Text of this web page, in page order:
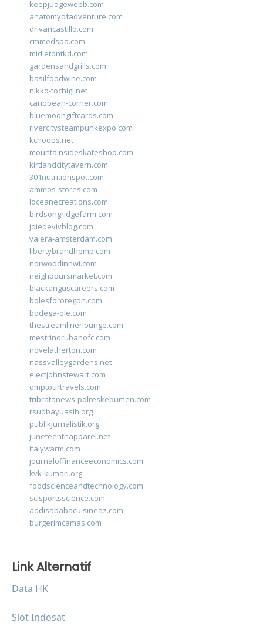
keepjudgewebb.com
anatomyofadventure.com
drivancastillo.com
cmmedspa.com
midletontkd.com
gardensandgrills.com
basilfoodwine.com
nikko-tochigi.net
caribbean-corner.com
bluemoongiftcards.com
rivercitysteampunkexpo.com
kchoops.net
mountainsideskateshop.com
kirtlandcitytavern.com
301nutritionspot.com
ammos-stores.com
loceanecreations.com
birdsongridgefarm.com
joiedevivblog.com
valera-amsterdam.com
libertybrandhemp.com
norwoodinnwi.com
neighboursmarket.com
blackanguscareers.com
bolesfororegon.com
bodega-ole.com
thestreamlinerlounge.com
mestrinorubanofc.com
novelatherton.com
nassvalleygardens.net
electjohnstewart.com
omptourtravels.com
tribratanews-polreskebumen.com
rsudbayuasih.org
publikjurnalistik.org
juneteenthapparel.net
italywarm.com
journaloffinanceeconomics.com
kvk-kumari.org
foodscienceandtechnology.com
scisportsscience.com
addisababacuisineaz.com
burgerimcamas.com
Link Alternatif
Data HK
Slot Indosat